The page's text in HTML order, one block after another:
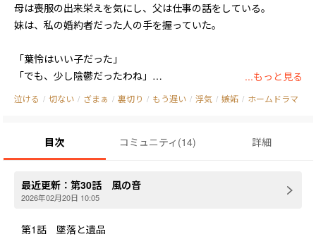
母は喪服の出来栄えを気にし、父は仕事の話をしている。
妹は、私の婚約者だった人の手を握っていた。
「葉怜はいい子だった」
「でも、少し陰鬱だったわね」
「これで真綾も安心できるでしょう」
けれど、私は遺した。
一冊の日記を。
なぜ私が「陰鬱」だと言われていたのか。
...もっと見る
泣ける / 切ない / ざまぁ / 裏切り / もう遅い / 浮気 / 嫉妬 / ホームドラマ
目次 コミュニティ (14) 詳細
最近更新： 第30話 風の音
2026年02月20日 10:05
第1話 墜落と遺品